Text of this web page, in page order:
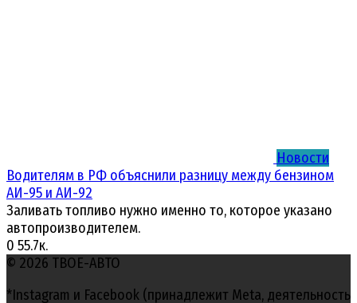
Новости
Водителям в РФ объяснили разницу между бензином
АИ-95 и АИ-92
Заливать топливо нужно именно то, которое указано
автопроизводителем.
0 55.7к.
© 2026 ТВОЕ-АВТО
*Instagram и Facebook (принадлежит Meta, деятельность